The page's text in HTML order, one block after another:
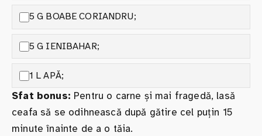
5 G BOABE CORIANDRU;
5 G IENIBAHAR;
1 L APĂ;
Sfat bonus: Pentru o carne și mai fragedă, lasă
ceafa să se odihnească după gătire cel puțin 15
minute înainte de a o tăia.